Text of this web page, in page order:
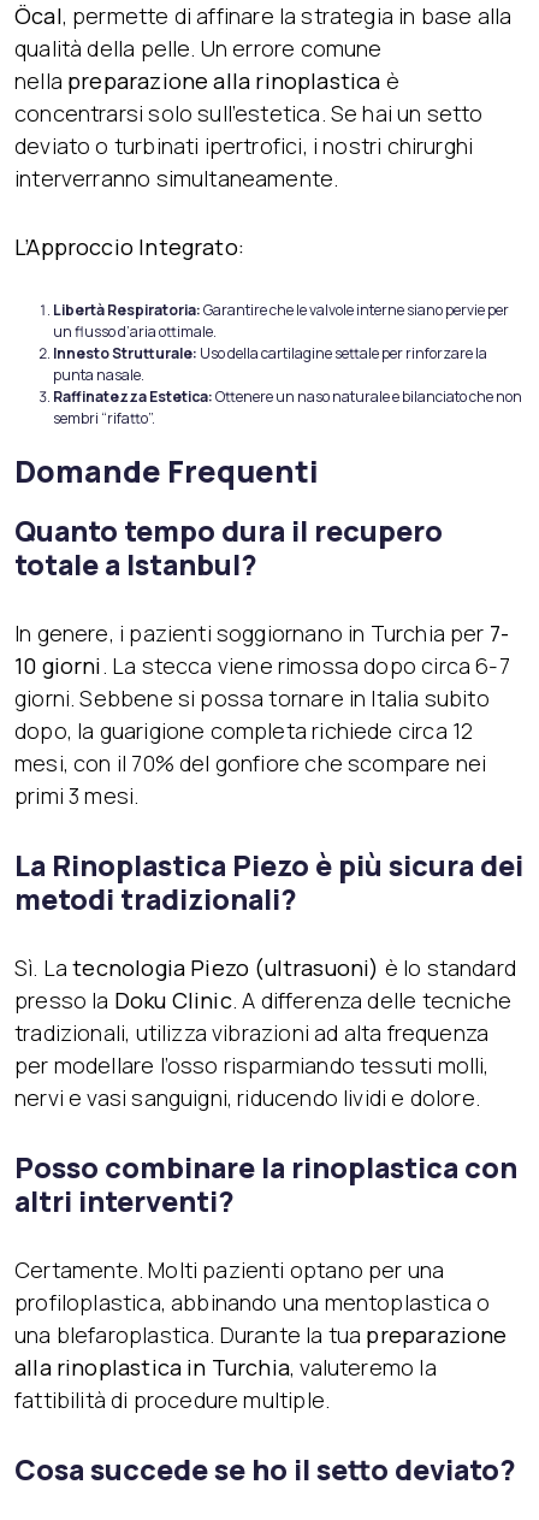
Öcal, permette di affinare la strategia in base alla
qualità della pelle. Un errore comune
nella preparazione alla rinoplastica è
concentrarsi solo sull’estetica. Se hai un setto
deviato o turbinati ipertrofici, i nostri chirurghi
interverranno simultaneamente.
L’Approccio Integrato:
Libertà Respiratoria:Garantire che le valvole interne siano pervie per
un flusso d’aria ottimale.
Innesto Strutturale: Uso della cartilagine settale per rinforzare la
punta nasale.
Raffinatezza Estetica:Ottenere un naso naturale e bilanciato che non
sembri “rifatto”.
Domande Frequenti
Quanto tempo dura il recupero
totale a Istanbul?
In genere, i pazienti soggiornano in Turchia per 7-
10 giorni. La stecca viene rimossa dopo circa 6-7
giorni. Sebbene si possa tornare in Italia subito
dopo, la guarigione completa richiede circa 12
mesi, con il 70% del gonfiore che scompare nei
primi 3 mesi.
La Rinoplastica Piezo è più sicura dei
metodi tradizionali?
Sì. Latecnologia Piezo (ultrasuoni) è lo standard
presso la Doku Clinic. A differenza delle tecniche
tradizionali, utilizza vibrazioni ad alta frequenza
per modellare l’osso risparmiando tessuti molli,
nervi e vasi sanguigni, riducendo lividi e dolore.
Posso combinare la rinoplastica con
altri interventi?
Certamente. Molti pazienti optano per una
profiloplastica, abbinando una mentoplastica o
una blefaroplastica. Durante la tua preparazione
alla rinoplastica in Turchia, valuteremo la
fattibilità di procedure multiple.
Cosa succede se ho il setto deviato?